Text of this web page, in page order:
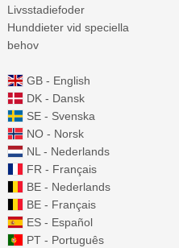
Livsstadiefoder
Hunddieter vid speciella
behov
GB - English
DK - Dansk
SE - Svenska
NO - Norsk
NL - Nederlands
FR - Français
BE - Nederlands
BE - Français
ES - Español
PT - Português